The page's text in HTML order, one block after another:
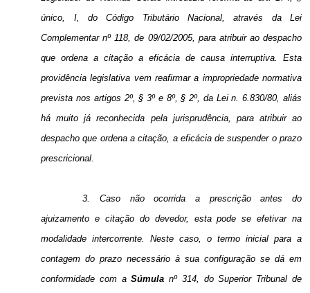
único, I, do Código Tributário Nacional, através da Lei
Complementar nº 118, de 09/02/2005, para atribuir ao despacho
que ordena a citação a eficácia de causa interruptiva. Esta
providência legislativa vem reafirmar a impropriedade normativa
prevista nos artigos 2º, § 3º e 8º, § 2º, da Lei n. 6.830/80, aliás
há muito já reconhecida pela jurisprudência, para atribuir ao
despacho que ordena a citação, a eficácia de suspender o prazo
prescricional.
3. Caso não ocorrida a prescrição antes do
ajuizamento e citação do devedor, esta pode se efetivar na
modalidade intercorrente. Neste caso, o termo inicial para a
contagem do prazo necessário à sua configuração se dá em
conformidade com aSúmula nº 314, do Superior Tribunal de